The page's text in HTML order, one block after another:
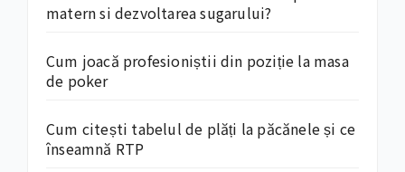
matern si dezvoltarea sugarului?
Cum joacă profesioniștii din poziție la masa
de poker
Cum citești tabelul de plăți la păcănele și ce
înseamnă RTP